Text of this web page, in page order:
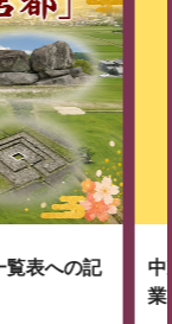
覧表への記
中
業